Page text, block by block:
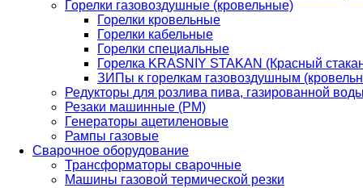
Горелки газовоздушные (кровельные)
Горелки кровельные
Горелки кабельные
Горелки специальные
Горелка KRASNIY STAKAN (Красный
ЗИПы к горелкам газовоздушным
Редукторы для розлива пива, газированной
Резаки машинные (РМ)
Генераторы ацетиленовые
Рампы газовые
Сварочное оборудование
Трансформаторы сварочные
Машины газовой термической резки